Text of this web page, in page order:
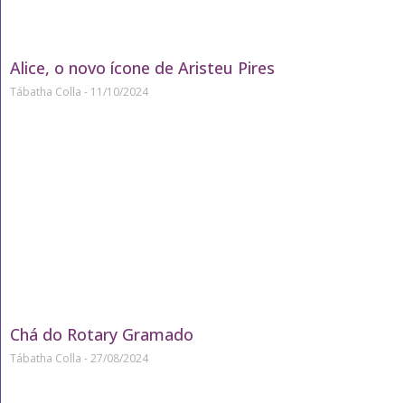
Alice, o novo ícone de Aristeu Pires
Tábatha Colla 11/10/2024
Chá do Rotary Gramado
Tábatha Colla 27/08/2024